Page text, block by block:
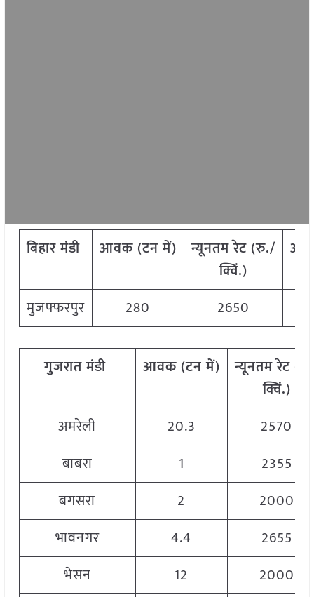
बिहार मंडी आवक (टनमें) न्यूनतमरेट (रु./
क्विं.)
मुजफ्फरपुर 280 2650
गुजरात मंडी आवक (टनमें) न्यूनतमरेट
क्विं.)
अमरेली
20.3
2570
बाबरा
1
2355
बगसरा
2
2000
भावनगर
4.4
2655
भेसन
12
2000